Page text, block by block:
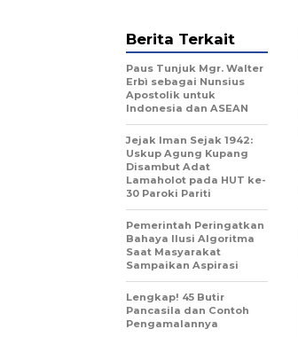
Berita Terkait
Paus Tunjuk Mgr. Walter
Erbì sebagai Nunsius
Apostolik untuk
Indonesia dan ASEAN
Jejak Iman Sejak 1942:
Uskup Agung Kupang
Disambut Adat
Lamaholot pada HUT ke-
30 Paroki Pariti
Pemerintah Peringatkan
Bahaya Ilusi Algoritma
Saat Masyarakat
Sampaikan Aspirasi
Lengkap! 45 Butir
Pancasila dan Contoh
Pengamalannya